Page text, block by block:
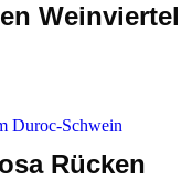
Weinviertel
Rücken